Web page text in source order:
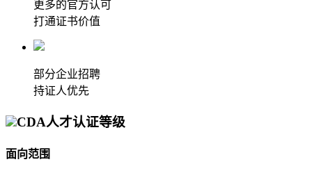
更多的官方认可
打通证书价值
部分企业招聘
持证人优先
CDA人才认证等级
面向范围